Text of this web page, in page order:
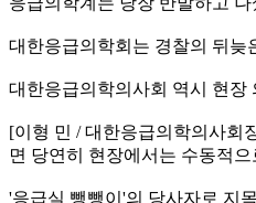
대한응급의학회는 경찰의 뒤늦
대한응급의학의사회 역시 현장
[이형 민 / 대한응급의학의사회
면 당연히 현장에서는 수동적
'응급실 뺑뺑이'의 당사자로 지